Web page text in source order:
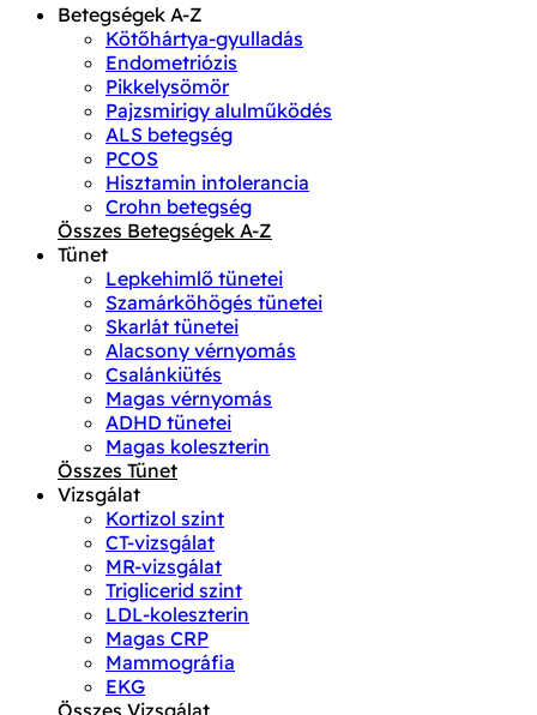
Betegségek A-Z
Kötőhártya-gyulladás
Endometriózis
Pikkelysömör
Pajzsmirigy alulműködés
ALS betegség
PCOS
Hisztamin intolerancia
Crohn betegség
Összes Betegségek A-Z
Tünet
Lepkehimlő tünetei
Szamárköhögés tünetei
Skarlát tünetei
Alacsony vérnyomás
Csalánkiütés
Magas vérnyomás
ADHD tünetei
Magas koleszterin
Összes Tünet
Vizsgálat
Kortizol szint
CT-vizsgálat
MR-vizsgálat
Triglicerid szint
LDL-koleszterin
Magas CRP
Mammográfia
EKG
Összes Vizsgálat